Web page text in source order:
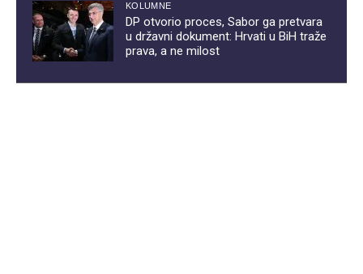
KOLUMNE
DP otvorio proces, Sabor ga pretvara
u državni dokument: Hrvati u BiH traže
prava, a ne milost